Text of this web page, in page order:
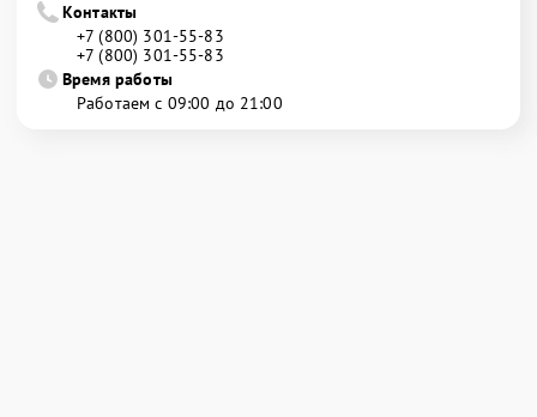
Контакты
+7 (800) 301-55-83
+7 (800) 301-55-83
Время работы
Работаем с 09:00 до 21:00